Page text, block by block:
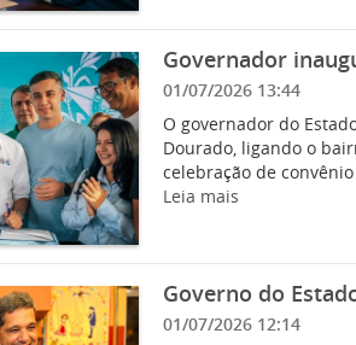
Governador
01/07/2026 13:44
O governador do
Dourado, ligando o
celebração de
Leia mais
Governo do
01/07/2026 12:14